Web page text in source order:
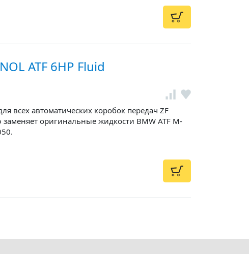
ATF 6HP Fluid
всех автоматических коробок передач ZF
оригинальные жидкости BMW ATF M-